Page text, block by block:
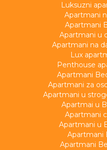
Luksuzni
Apartmani
Apartmani
Apartmani u
Apartmani na
Lux
Penthouse
Apartmani
Apartmani za
Apartmani u
Apartmai u
Apartmani
Apartmani u
Apartmani
Apartmani